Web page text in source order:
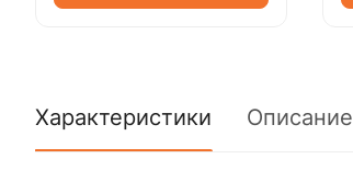
Характеристики Описание